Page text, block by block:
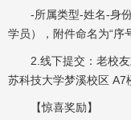
-所属类型-姓名-身
学员），附件命名为“序
2.线下提交：老校
苏科技大学梦溪校区 A7
【惊喜奖励】